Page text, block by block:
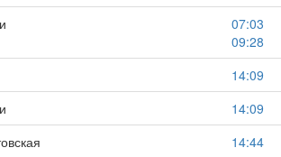
07:03
09:28
14:09
14:09
14:44